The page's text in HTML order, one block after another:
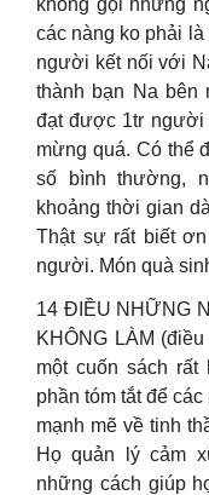
không gọi những
các nàng ko phải
người kết nối với
thành bạn Na bên
đạt được 1tr người
mừng quá. Có thể
số bình thường,
khoảng thời gian
Thật sự rất biết
người. Món quà
14 ĐIỀU NHỮNG
KHÔNG LÀM
một cuốn sách rất
phần tóm tắt để
mạnh mẽ về tinh
Họ quản lý cảm
những cách giúp